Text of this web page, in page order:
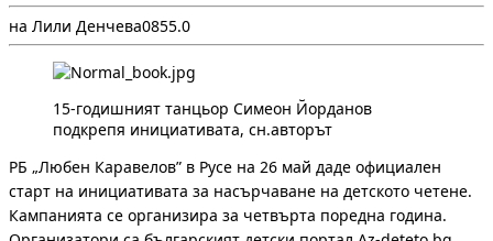
на Лили Денчева0855.0
15-годишният танцьор Симеон Йорданов
подкрепя инициативата, сн.авторът
РБ „Любен Каравелов” в Русе на 26 май даде официален
старт на инициативата за насърчаване на детското четене.
Кампанията се организира за четвърта поредна година.